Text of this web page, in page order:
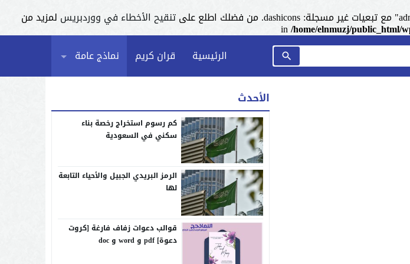
تنقيح الأخطاء في ووردبريس لمزيد من
/home/elnmuzj/public_html/
الرئيسية
قران كريم نماذج عامة
الأحدث
كم رسوم استخراج رخصة بناء
سكني في السعودية
الرمز البريدي الجبيل والأحياء التابعة
لها
قوالب دعوات زفاف فارغة [كروت
دعوة] pdf و word و doc